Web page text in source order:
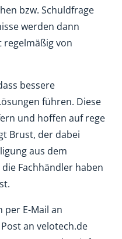
bzw. Schuldfrage
werden dann
regelmäßig von
bessere
führen. Diese
und hoffen auf rege
Brust, der dabei
aus dem
Fachhändler haben
per E-Mail an
an velotech.de